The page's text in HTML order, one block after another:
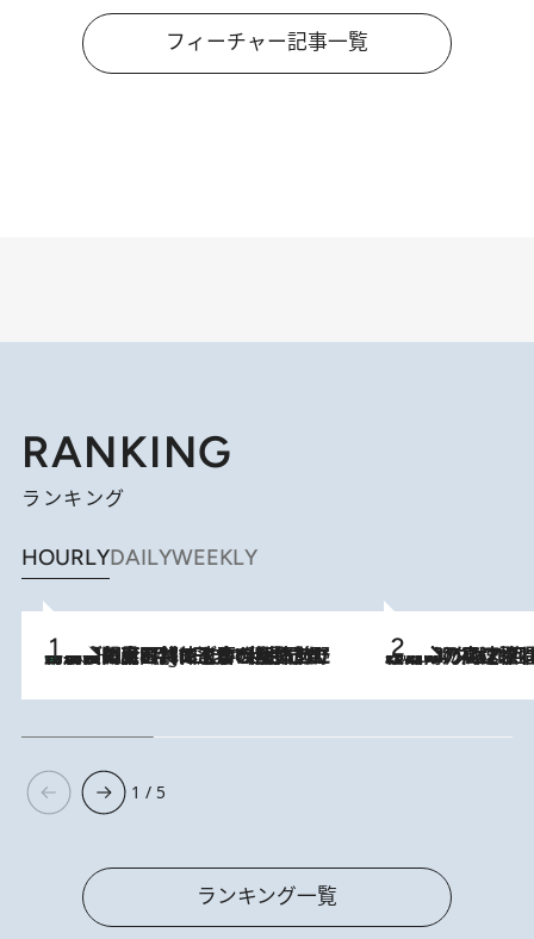
フィーチャー記事一覧
RANKING
ランキング
HOURLYDAILYWEEKLY
10 Hours Ago
「最後に見られてよかった」上野動物園の東園パンダ舎が解体前に特別公開。8月16日まで延長されたパネル展と共に辿る“半世紀”のパンダ飼育《解体工事の図面あり》 2026.8.7
「湘南乃風に憧れて」観客大盛上がりの“タオル回し”に、ラッパー顔負けの高速歌唱まで…さだまさし（74）のアグレッシブすぎる現在地
1 / 5
ランキング一覧